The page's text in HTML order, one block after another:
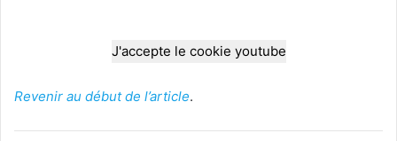
J'accepte le cookie youtube
Revenir au début de l’article.